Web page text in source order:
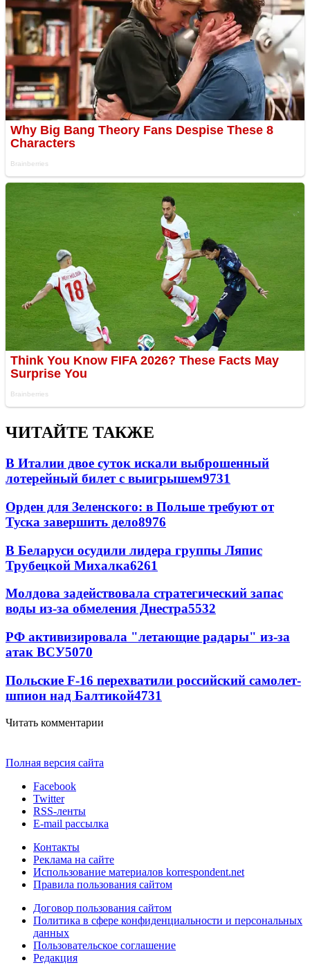
ЧИТАЙТЕ ТАКЖЕ
В Италии двое суток искали выброшенный
лотерейный билет с выигрышем9731
Орден для Зеленского: в Польше требуют от
Туска завершить дело8976
В Беларуси осудили лидера группы Ляпис
Трубецкой Михалка6261
Молдова задействовала стратегический запас
воды из-за обмеления Днестра5532
РФ активизировала "летающие радары" из-за
атак ВСУ5070
Польские F-16 перехватили российский самолет-
шпион над Балтикой4731
Читать комментарии
Полная версия сайта
Facebook
Twitter
RSS-ленты
E-mail рассылка
Контакты
Реклама на сайте
Использование материалов korrespondent.net
Правила пользования сайтом
Договор пользования сайтом
Политика в сфере конфиденциальности и персональных
данных
Пользовательское соглашение
Редакция